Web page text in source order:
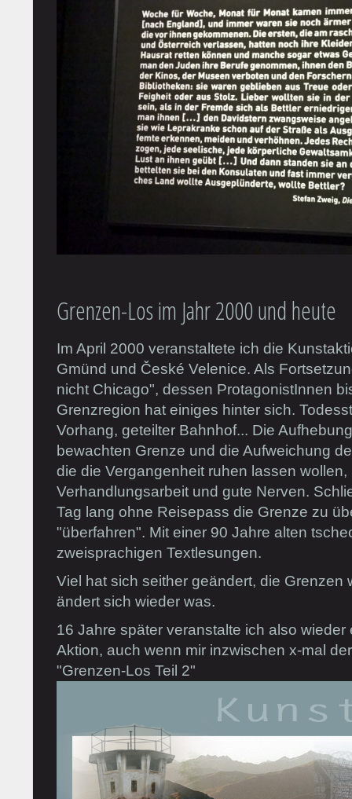
Grenzen-Los im Jahr 2000 und heute
Im April 2000 veranstaltete ich die
Gmünd und České Velenice. Als
nicht Chicago", dessen ProtagonistInnen
Grenzregion hat einiges hinter sich.
Vorhang, geteilter Bahnhof... Die
bewachten Grenze und die Aufweichung
die die Vergangenheit ruhen lassen
Verhandlungsarbeit und gute Nerven.
Tag lang ohne Reisepass die Grenze zu
"überfahren". Mit einer 90 Jahre alten
zweisprachigen Textlesungen.
Viel hat sich seither geändert, die
ändert sich wieder was.
16 Jahre später veranstalte ich also
Aktion, auch wenn mir inzwischen x-mal
"Grenzen-Los Teil 2"